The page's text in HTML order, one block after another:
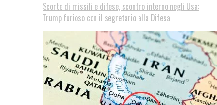
Scorte di missili e difese, scontro interno negli Usa:
Trump furioso con il segretario alla Difesa